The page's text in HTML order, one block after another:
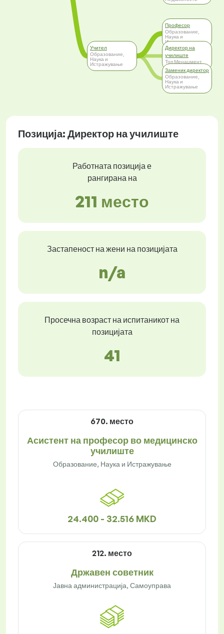
Учител
Образование,
Наука и
Истражување
Професор
Образование,
Наука и
Истражување
Директор на
училиште
Топ Менаџмент
Заменик директор
Образование,
Наука и
Истражување
Позиција: Директор на училиште
Работната позиција е
рангирана на
211 место
Застапеност на жени на позицијата
n/a
Просечна возраст на испитаникот на
позицијата
41
670. место
Асистент на професор во медицинско
училиште
Образование, Наука и Истражување
24.400 - 32.516 MKD
212. место
Државен советник
Јавна администрација, Самоуправа